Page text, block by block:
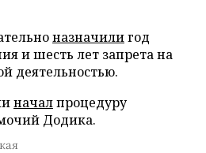
назначилигод
и шесть лет запрета на
деятельностью.
началпроцедуру
Додика.